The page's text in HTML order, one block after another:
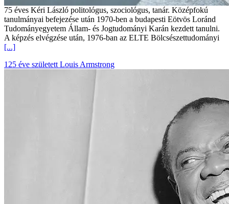
75 éves Kéri László politológus, szociológus, tanár. Középfokú
tanulmányai befejezése után 1970-ben a budapesti Eötvös Loránd
Tudományegyetem Állam- és Jogtudományi Karán kezdett tanulni.
A képzés elvégzése után, 1976-ban az ELTE Bölcsészettudományi
[...]
125 éve született Louis Armstrong